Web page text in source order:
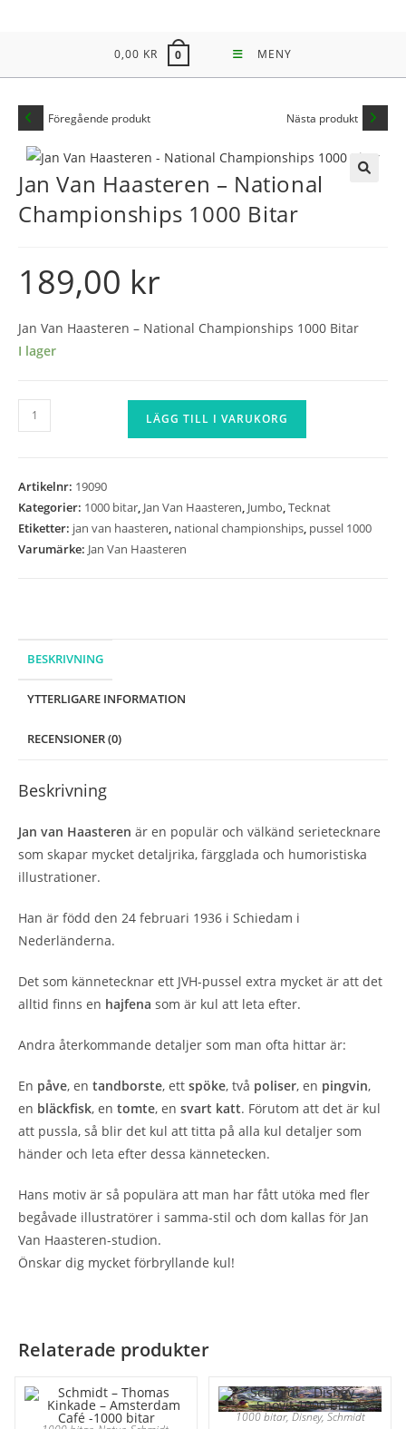
0,00 KR 0 MENY
Föregående produkt Nästa produkt
Jan Van Haasteren – National
Championships 1000 Bitar
189,00 kr
Jan Van Haasteren – National Championships 1000 Bitar
I lager
Jan
Van
National
Championships
1000
LÄGG TILL I VARUKORG
Artikelnr: 19090
Kategorier: 1000 bitar, Jan Van Haasteren, Jumbo,Tecknat
Etiketter: jan van haasteren, national championships, pussel 1000
Varumärke: Jan Van Haasteren
BESKRIVNING
YTTERLIGARE INFORMATION
RECENSIONER (0)
Beskrivning
Jan van Haasteren är en populär och välkänd serietecknare
som skapar mycket detaljrika, färgglada och humoristiska
illustrationer.
Han är född den 24 februari 1936 i Schiedam i
Nederländerna.
Det som kännetecknar ett JVH-pussel extra mycket är att det
alltid finns en hajfena som är kul att leta efter.
Andra återkommande detaljer som man ofta hittar är:
En påve, en tandborste, ett spöke, två poliser, en pingvin,
en bläckfisk, en tomte, en svart katt. Förutom att det är kul
att pussla, så blir det kul att titta på alla kul detaljer som
händer och leta efter dessa kännetecken.
Hans motiv är så populära att man har fått utöka med fler
begåvade illustratörer i samma-stil och dom kallas för Jan
Van Haasteren-studion.
Önskar dig mycket förbryllande kul!
Relaterade produkter
1000 bitar,Disney,Schmidt